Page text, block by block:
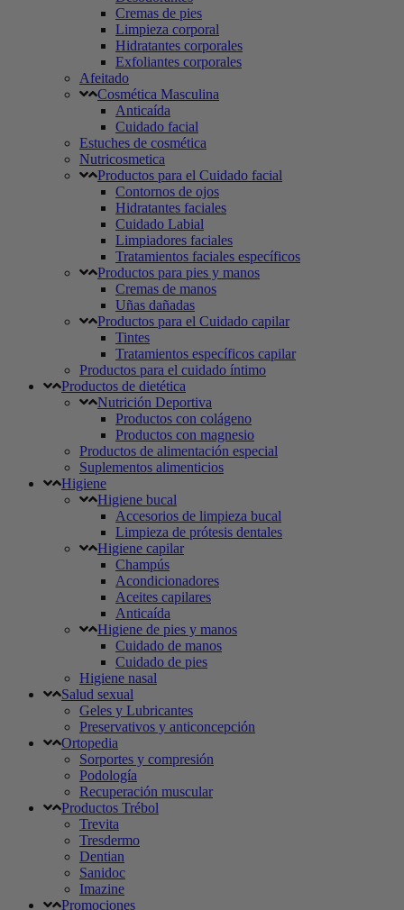
Cremas de pies
Limpieza corporal
Hidratantes corporales
Exfoliantes corporales
Afeitado
Cosmética Masculina
Anticaída
Cuidado facial
Estuches de cosmética
Nutricosmetica
Productos para el Cuidado facial
Contornos de ojos
Hidratantes faciales
Cuidado Labial
Limpiadores faciales
Tratamientos faciales específicos
Productos para pies y manos
Cremas de manos
Uñas dañadas
Productos para el Cuidado capilar
Tintes
Tratamientos específicos capilar
Productos para el cuidado íntimo
Productos de dietética
Nutrición Deportiva
Productos con colágeno
Productos con magnesio
Productos de alimentación especial
Suplementos alimenticios
Higiene
Higiene bucal
Accesorios de limpieza bucal
Limpieza de prótesis dentales
Higiene capilar
Champús
Acondicionadores
Aceites capilares
Anticaída
Higiene de pies y manos
Cuidado de manos
Cuidado de pies
Higiene nasal
Salud sexual
Geles y Lubricantes
Preservativos y anticoncepción
Ortopedia
Sorportes y compresión
Podología
Recuperación muscular
Productos Trébol
Trevita
Tresdermo
Dentian
Sanidoc
Imazine
Promociones